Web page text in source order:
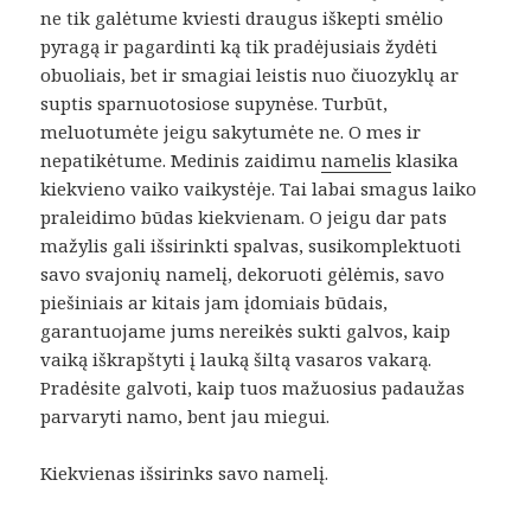
ne tik galėtume kviesti draugus iškepti smėlio
pyragą ir pagardinti ką tik pradėjusiais žydėti
obuoliais, bet ir smagiai leistis nuo čiuozyklų ar
suptis sparnuotosiose supynėse. Turbūt,
meluotumėte jeigu sakytumėte ne. O mes ir
nepatikėtume. Medinis zaidimunamelis klasika
kiekvieno vaiko vaikystėje. Tai labai smagus laiko
praleidimo būdas kiekvienam. O jeigu dar pats
mažylis gali išsirinkti spalvas, susikomplektuoti
savo svajonių namelį, dekoruoti gėlėmis, savo
piešiniais ar kitais jam įdomiais būdais,
garantuojame jums nereikės sukti galvos, kaip
vaiką iškrapštyti į lauką šiltą vasaros vakarą.
Pradėsite galvoti, kaip tuos mažuosius padaužas
parvaryti namo, bent jau miegui.
Kiekvienas išsirinks savo namelį.